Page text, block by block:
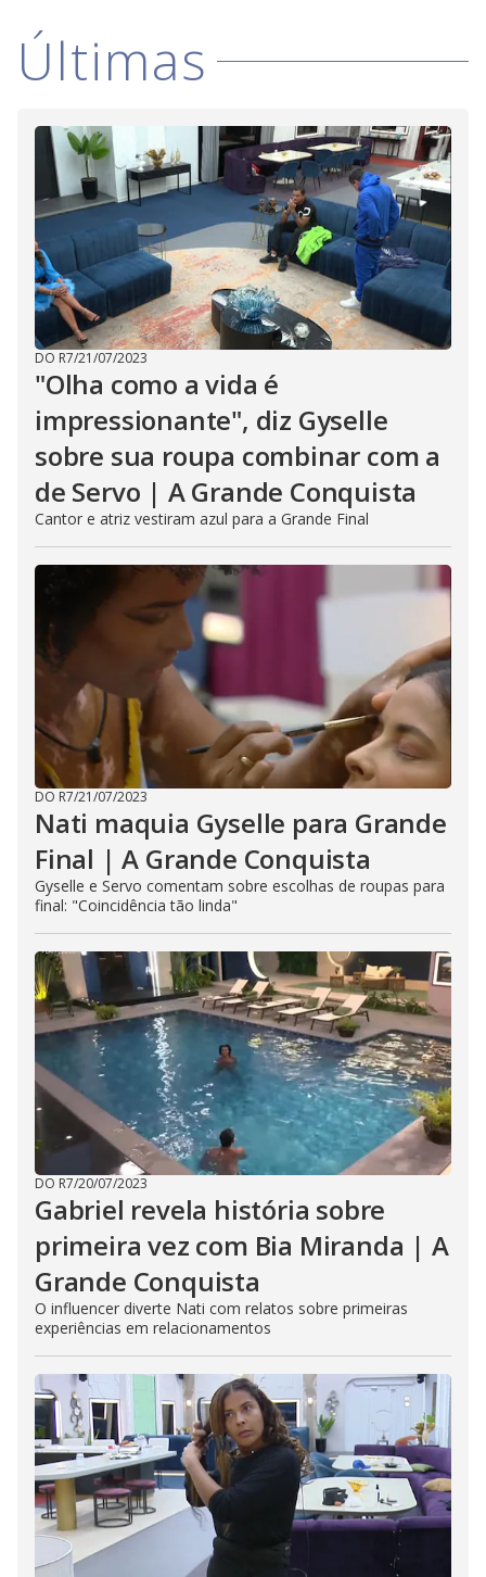
Últimas
DO R7/21/07/2023
"Olha como a vida é
impressionante", diz Gyselle
sobre sua roupa combinar com a
de Servo | A Grande Conquista
Cantor e atriz vestiram azul para a Grande Final
DO R7/21/07/2023
Nati maquia Gyselle para Grande
Final | A Grande Conquista
Gyselle e Servo comentam sobre escolhas de roupas para
final: "Coincidência tão linda"
DO R7/20/07/2023
Gabriel revela história sobre
primeira vez com Bia Miranda | A
Grande Conquista
O influencer diverte Nati com relatos sobre primeiras
experiências em relacionamentos